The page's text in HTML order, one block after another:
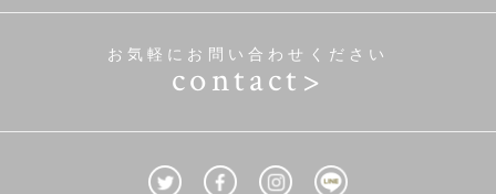
お気軽にお問い合わせください
contact>